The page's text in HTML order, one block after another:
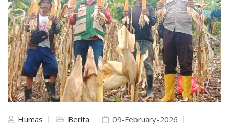
Humas Berita 09-February-2026